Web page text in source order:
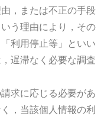
，または不正の手段
う理由により，その
利用停止等」といい
遅滞なく必要な調査
求に応じる必要があ
，当該個人情報の利